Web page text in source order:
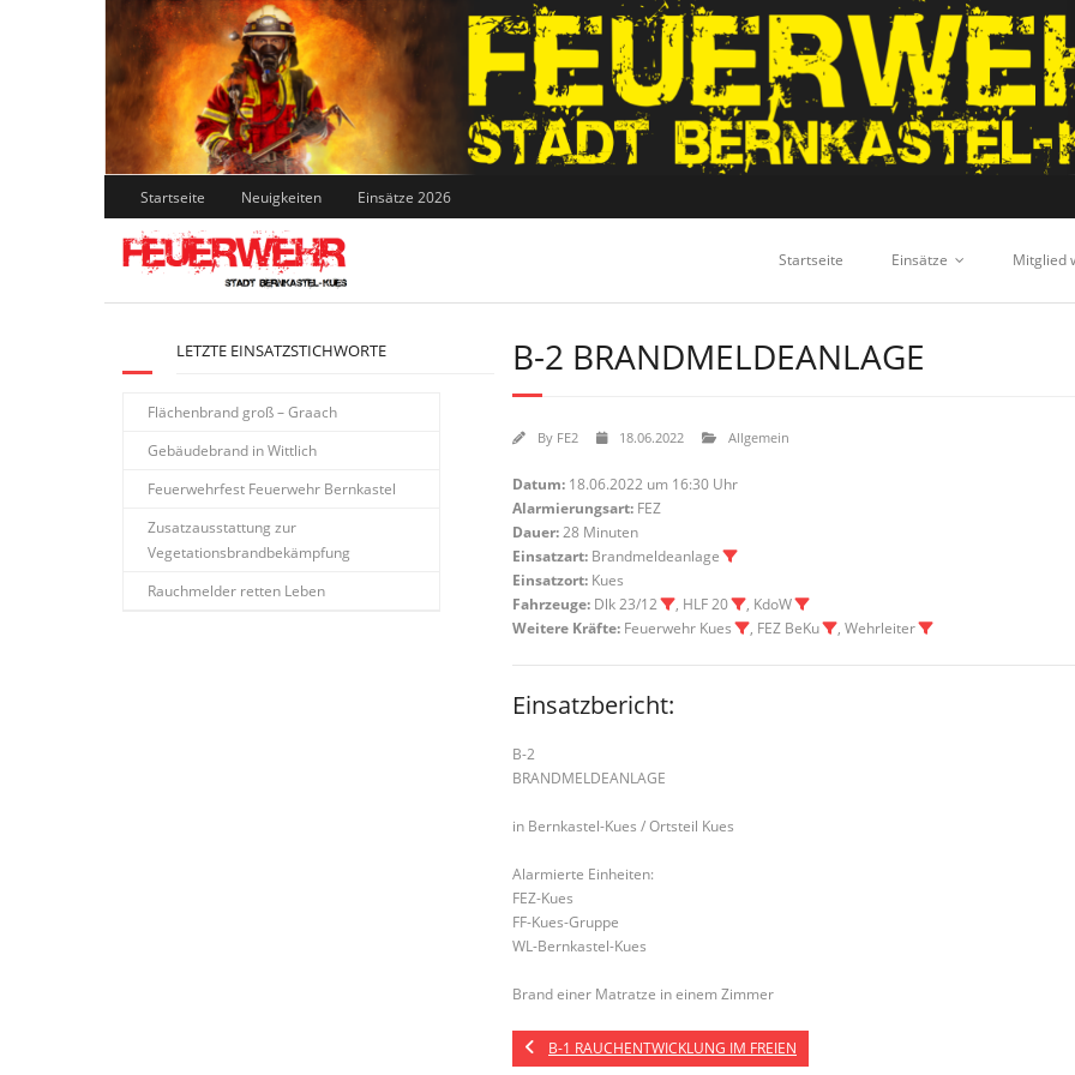
Skip
to
content
Startseite Neuigkeiten Einsätze 2026
Startseite Einsätze Mitglied
B-2 BRANDMELDEANLAGE
By FE2 18.06.2022 Allgemein
Datum: 18.06.2022 um 16:30 Uhr
Alarmierungsart: FEZ
Dauer:28 Minuten
Einsatzart: Brandmeldeanlage
Einsatzort: Kues
Fahrzeuge: Dlk 23/12 , HLF 20
, KdoW
Weitere Kräfte: Feuerwehr Kues , FEZ BeKu , Wehrleiter
Einsatzbericht:
B-2
BRANDMELDEANLAGE
in Bernkastel-Kues / Ortsteil Kues
Alarmierte Einheiten:
FEZ-Kues
FF-Kues-Gruppe
WL-Bernkastel-Kues
Brand einer Matratze in einem Zimmer
B-1 RAUCHENTWICKLUNG IM FREIEN
LETZTE EINSATZSTICHWORTE
Flächenbrand groß – Graach
Gebäudebrand in Wittlich
Feuerwehrfest Feuerwehr Bernkastel
Zusatzausstattung zur
Vegetationsbrandbekämpfung
Rauchmelder retten Leben